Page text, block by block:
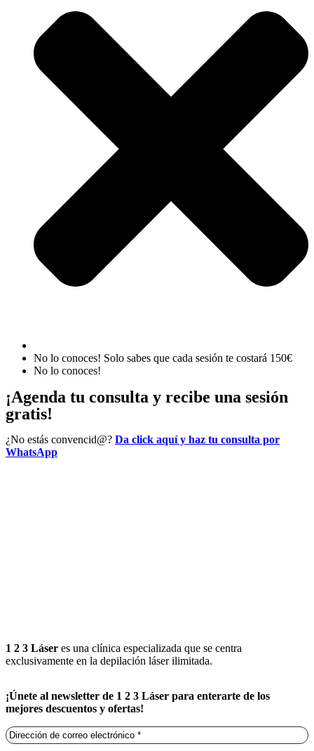
No lo conoces! Solo sabes que cada sesión te costará 150€
No lo conoces!
¡Agenda tu consulta y recibe una sesión
gratis!
¿No estás convencid@? Da click aquí y haz tu consulta por
WhatsApp
1 2 3 Láser es una clínica especializada que se centra
exclusivamente en la depilación láser ilimitada.
¡Únete al newsletter de 1 2 3 Láser para enterarte de los
mejores descuentos y ofertas!